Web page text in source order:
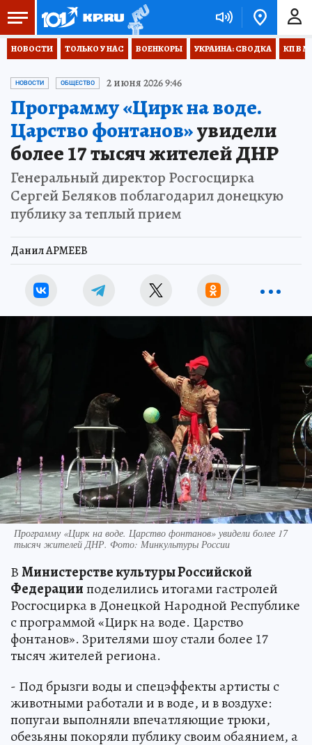
НОВОСТИ ТОЛЬКО У НАС ВОЕНКОРЫ УКРАИНА: СВОДКА КП В
НОВОСТИ ОБЩЕСТВО 2 июня 2026 9:46
Программу «Цирк на воде.
Царство фонтанов»увидели
более 17 тысяч жителей ДНР
Генеральный директор Росгосцирка
Сергей Беляков поблагодарил донецкую
публику за теплый прием
Данил АРМЕЕВ
Программу «Цирк на воде. Царство фонтанов» увидели более 17
тысяч жителей ДНР. Фото: Минкультуры России
ВМинистерстве культуры Российской
Федерацииподелились итогами гастролей
Росгосцирка в Донецкой Народной Республике
с программой «Цирк на воде. Царство
фонтанов». Зрителями шоу стали более 17
тысяч жителей региона.
- Под брызги воды и спецэффекты артисты с
животными работали и в воде, и в воздухе:
попугаи выполняли впечатляющие трюки,
обезьяны покоряли публику своим обаянием, а